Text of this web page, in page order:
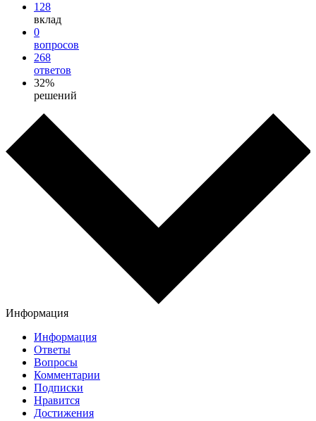
128
вклад
0
вопросов
268
ответов
32%
решений
Информация
Информация
Ответы
Вопросы
Комментарии
Подписки
Нравится
Достижения